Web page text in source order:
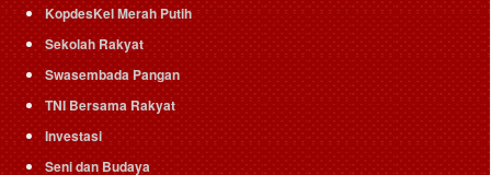
KopdesKel Merah Putih
Sekolah Rakyat
Swasembada Pangan
TNI Bersama Rakyat
Investasi
Seni dan Budaya